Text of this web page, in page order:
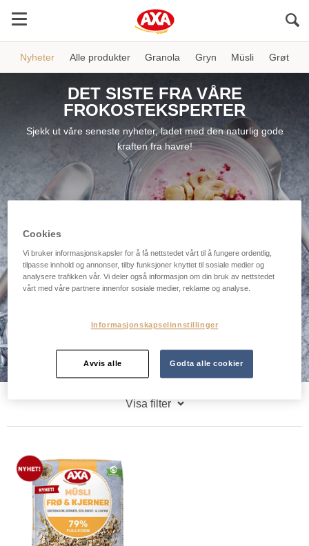
Nyheter Alle produkter Granola Gryn Müsli Grøt
DET SISTE FRA VÅRE
FROKOSTEKSPERTER
Sjekk ut våre seneste nyheter, ladet med den naturlig gode
kraften fra havre!
Scrolla
ned
till
sektion
Visa filter
Cookies
Vi bruker informasjonskapsler for å få nettstedet vårt til å fungere ordentlig,
tilpasse innhold og annonser, tilby funksjoner knyttet til sosiale medier og
analysere trafikken vår. Vi deler også informasjon om din bruk av nettstedet
vårt med våre partnere innenfor sosiale medier, reklame og analyse.
Informasjonskapselinnstillinger
Avvis alle Godta alle cookier